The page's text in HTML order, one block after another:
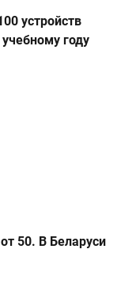
устройств
году
50. В Беларуси